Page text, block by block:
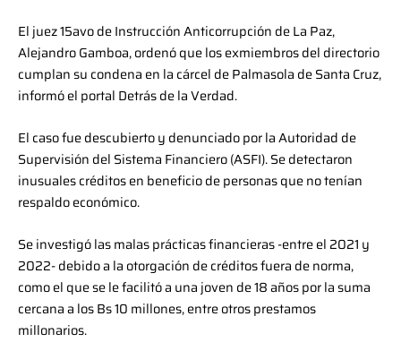
El juez 15avo de Instrucción Anticorrupción de La Paz,
Alejandro Gamboa, ordenó que los exmiembros del directorio
cumplan su condena en la cárcel de Palmasola de Santa Cruz,
informó el portal Detrás de la Verdad.
El caso fue descubierto y denunciado por la Autoridad de
Supervisión del Sistema Financiero (ASFI). Se detectaron
inusuales créditos en beneficio de personas que no tenían
respaldo económico.
Se investigó las malas prácticas financieras -entre el 2021 y
2022- debido a la otorgación de créditos fuera de norma,
como el que se le facilitó a una joven de 18 años por la suma
cercana a los Bs 10 millones, entre otros prestamos
millonarios.